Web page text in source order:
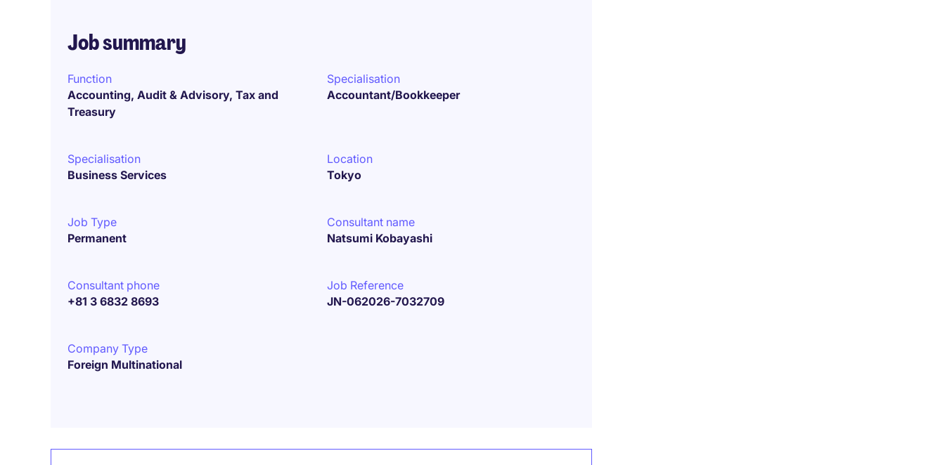
Job summary
Function
Accounting, Audit & Advisory, Tax and
Treasury
Specialisation
Accountant/Bookkeeper
Specialisation
Business Services
Location
Tokyo
Job Type
Permanent
Consultant name
Natsumi Kobayashi
Consultant phone
+81 3 6832 8693
Job Reference
JN-062026-7032709
Company Type
Foreign Multinational